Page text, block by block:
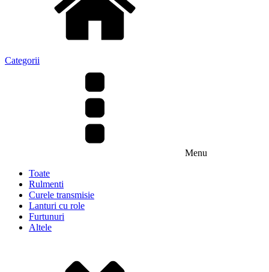
Categorii
Menu
Toate
Rulmenti
Curele transmisie
Lanturi cu role
Furtunuri
Altele